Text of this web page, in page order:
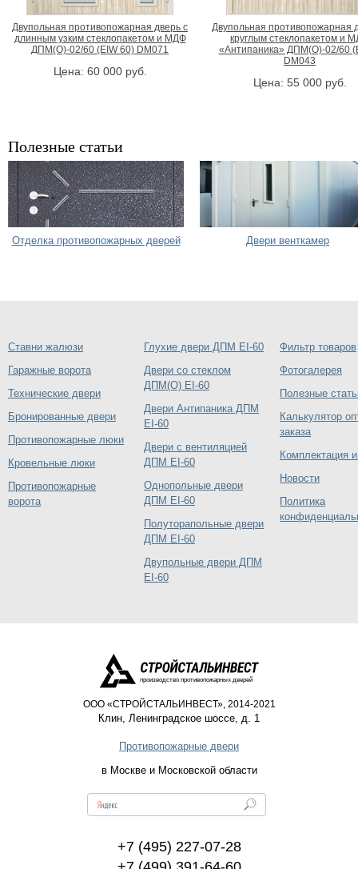
Двупольная противопожарная дверь с
длинным узким стеклопакетом и МДФ
ДПМ(О)-02/60 (EIW 60) DM071
Цена: 60 000руб.
Двупольная противопожарная
круглым стеклопакетом и
«Антипаника» ДПМ(О)-02/60
DM043
Цена: 55 000руб.
Полезные статьи
Отделка противопожарных дверей Двери венткамер
Ставни жалюзи
Гаражные ворота
Технические двери
Бронированные двери
Противопожарные люки
Кровельные люки
Противопожарные
ворота
Глухие двери ДПМ EI-60
Двери со стеклом
ДПМ(О) EI-60
Двери Антипаника ДПМ
EI-60
Двери с вентиляцией
ДПМ EI-60
Однопольные двери
ДПМ EI-60
Полуторапольные двери
ДПМ EI-60
Двупольные двери ДПМ
EI-60
Фильтр товаров
Фотогалерея
Полезные
Калькулятор
заказа
Комплектация
Новости
Политика
производство противопожарных дверей
ООО «СТРОЙСТАЛЬИНВЕСТ», 2014-2021
Клин Ленинградское шоссе, д. 1
Противопожарные двери
в Москве и Московской области
+7 (495) 227-07-28